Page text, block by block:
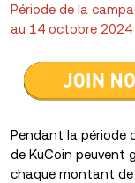
Période de la
au 14 octobre 2024
Pendant la période
de KuCoin peuvent
chaque montant